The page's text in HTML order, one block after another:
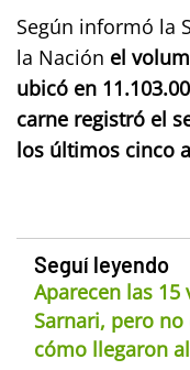
Según informó la
la Nación el
ubicó en
carne registró el
los últimos cinco
Seguí leyendo
Aparecen las
Sarnari, pero
cómo llegaron